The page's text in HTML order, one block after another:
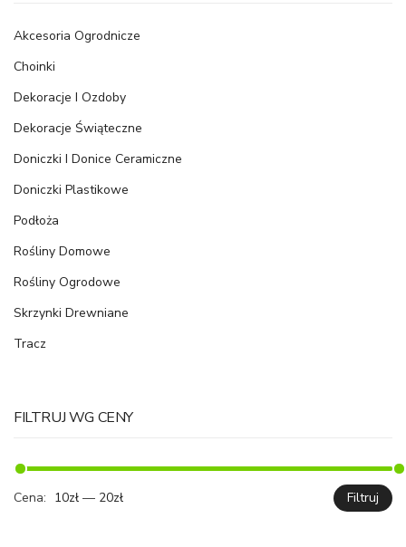
Akcesoria Ogrodnicze
Choinki
Dekoracje I Ozdoby
Dekoracje Świąteczne
Doniczki I Donice Ceramiczne
Doniczki Plastikowe
Podłoża
Rośliny Domowe
Rośliny Ogrodowe
Skrzynki Drewniane
Tracz
FILTRUJ WG CENY
Filtruj
Cena: 10zł — 20zł